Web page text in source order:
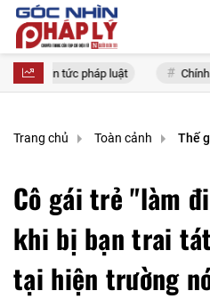
Tin tức pháp luật Chính
Trang chủ Toàn cảnh Thế
Cô gái trẻ "làm
khi bị bạn trai
tại hiện trường